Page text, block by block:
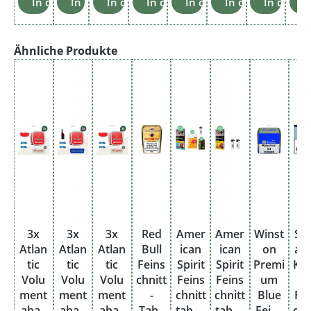
Produktgalerie überspringen
Ähnliche Produkte
3x
Atlan
tic
Volu
ment
3x
Atlan
tic
Volu
ment
3x
Atlan
tic
Volu
ment
Red
Bull
Feins
chnitt
-
Amer
ican
Spirit
Feins
chnitt
Amer
ican
Spirit
Feins
chnitt
Winst
on
Premi
um
Blue